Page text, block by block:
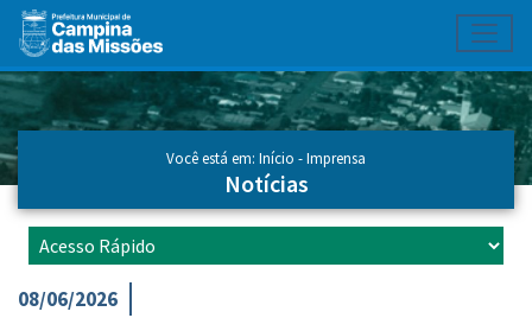
Ir para conteúdo principal
Conteúdo Principal
Você está em: Início -Imprensa
Notícias
08/06/2026